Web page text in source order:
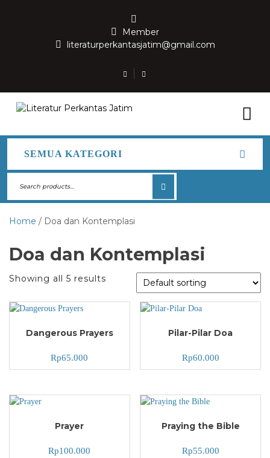
Member
literaturperkantasjatim@gmail.com
SEMUA KATEGORI
Home / Doa dan Kontemplasi
Doa dan Kontemplasi
Showing all 5 results
Dangerous Prayers
Rp65.000
Pilar-Pilar Doa
Rp60.000
Prayer
Rp100.000
Praying the Bible
Rp55.000